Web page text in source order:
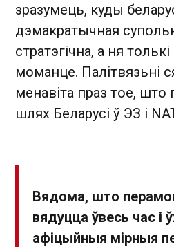
зразумець, куды
дэмакратычная
стратэгічна, а ня
моманце. Палітвязьні
менавіта праз тое,
шлях Беларусі ў ЭЗ і
Вядома, што
вядуцца ўвесь час і
афіцыйныя мірныя